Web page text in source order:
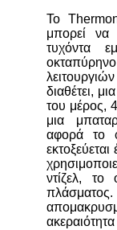
Το
μπορεί να
τυχόντα
διαθέτει,
του μέρος,
μια
αφορά το
ντίζελ, το
ακεραιότητα